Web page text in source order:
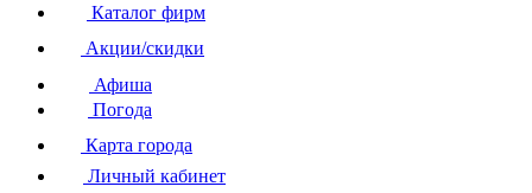
Каталог фирм
Акции/скидки
Афиша
Погода
Карта города
Личный кабинет